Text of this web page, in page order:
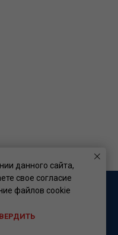
данного сайта,
свое согласие
файлов cookie